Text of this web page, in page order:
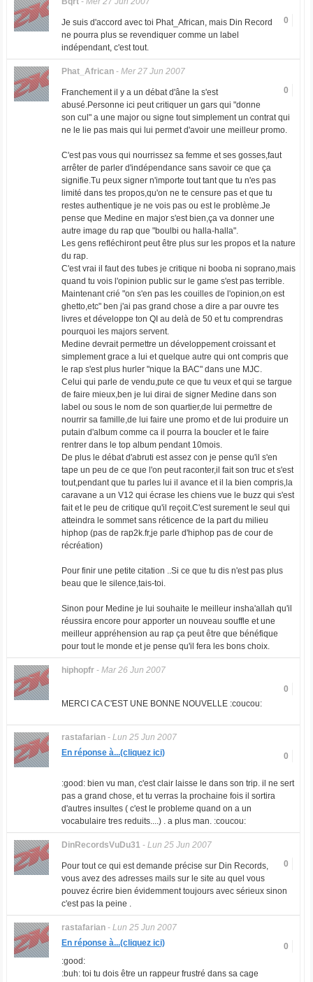
0
Je suis d'accord avec toi Phat_African, mais Din Record
ne pourra plus se revendiquer comme un label
indépendant, c'est tout.
Phat_African- Mer 27 Jun 2007
0
Franchement il y a un débat d'âne la s'est
abusé.Personne ici peut critiquer un gars qui "donne
son cul" a une major ou signe tout simplement un contrat qui
ne le lie pas mais qui lui permet d'avoir une meilleur promo.
C'est pas vous qui nourrissez sa femme et ses gosses,faut
arrêter de parler d'indépendance sans savoir ce que ça
signifie.Tu peux signer n'importe tout tant que tu n'es pas
limité dans tes propos,qu'on ne te censure pas et que tu
restes authentique je ne vois pas ou est le problème.Je
pense que Medine en major s'est bien,ça va donner une
autre image du rap que "boulbi ou halla-halla".
Les gens refléchiront peut être plus sur les propos et la nature
du rap.
C'est vrai il faut des tubes je critique ni booba ni soprano,mais
quand tu vois l'opinion public sur le game s'est pas terrible.
Maintenant crié "on s'en pas les couilles de l'opinion,on est
ghetto,etc" ben j'ai pas grand chose a dire a par ouvre tes
livres et développe ton QI au delà de 50 et tu comprendras
pourquoi les majors servent.
Medine devrait permettre un développement croissant et
simplement grace a lui et quelque autre qui ont compris que
le rap s'est plus hurler "nique la BAC" dans une MJC.
Celui qui parle de vendu,pute ce que tu veux et qui se targue
de faire mieux,ben je lui dirai de signer Medine dans son
label ou sous le nom de son quartier,de lui permettre de
nourrir sa famille,de lui faire une promo et de lui produire un
putain d'album comme ca il pourra la boucler et le faire
rentrer dans le top album pendant 10mois.
De plus le débat d'abruti est assez con je pense qu'il s'en
tape un peu de ce que l'on peut raconter,il fait son truc et s'est
tout,pendant que tu parles lui il avance et il la bien compris,la
caravane a un V12 qui écrase les chiens vue le buzz qui s'est
fait et le peu de critique qu'il reçoit.C'est surement le seul qui
atteindra le sommet sans réticence de la part du milieu
hiphop (pas de rap2k.fr,je parle d'hiphop pas de cour de
récréation)
Pour finir une petite citation ..Si ce que tu dis n'est pas plus
beau que le silence,tais-toi.
Sinon pour Medine je lui souhaite le meilleur insha'allah qu'il
réussira encore pour apporter un nouveau souffle et une
meilleur appréhension au rap ça peut être que bénéfique
pour tout le monde et je pense qu'il fera les bons choix.
hiphopfr- Mar 26 Jun 2007
0
MERCI CA C'EST UNE BONNE NOUVELLE :coucou:
rastafarian- Lun 25 Jun 2007
0
En réponse à...(cliquez ici)
:good: bien vu man, c'est clair laisse le dans son trip. il ne sert
pas a grand chose, et tu verras la prochaine fois il sortira
d'autres insultes ( c'est le probleme quand on a un
vocabulaire tres reduits....) . a plus man. :coucou:
DinRecordsVuDu31- Lun 25 Jun 2007
0
Pour tout ce qui est demande précise sur Din Records,
vous avez des adresses mails sur le site au quel vous
pouvez écrire bien évidemment toujours avec sérieux sinon
c'est pas la peine .
rastafarian- Lun 25 Jun 2007
0
En réponse à...(cliquez ici)
:good:
:buh: toi tu dois être un rappeur frustré dans sa cage